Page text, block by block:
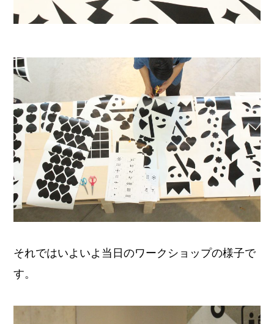
それではいよいよ当日のワークショップの様子で
す。